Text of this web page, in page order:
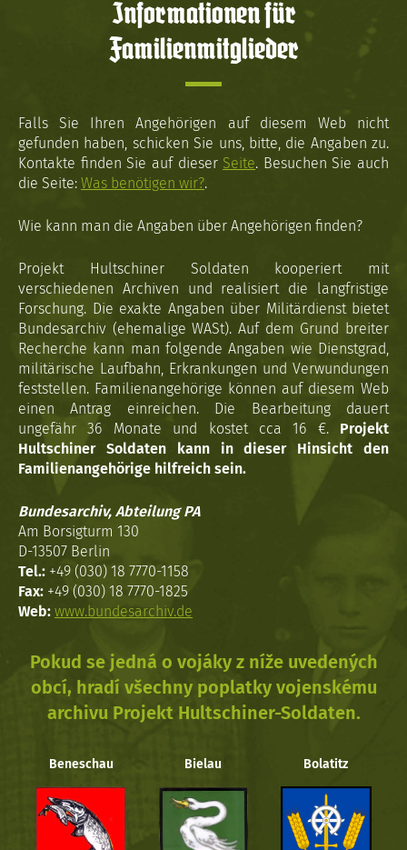
Informationen für
Familienmitglieder
Falls Sie Ihren Angehörigen auf diesem Web nicht
gefunden haben, schicken Sie uns, bitte, die Angaben zu.
Kontakte finden Sie auf dieser Seite. Besuchen Sie auch
die Seite: Was benötigen wir?.
Wie kann man die Angaben über Angehörigen finden?
Projekt Hultschiner Soldaten kooperiert mit
verschiedenen Archiven und realisiert die langfristige
Forschung. Die exakte Angaben über Militärdienst bietet
Bundesarchiv (ehemalige WASt). Auf dem Grund breiter
Recherche kann man folgende Angaben wie Dienstgrad,
militärische Laufbahn, Erkrankungen und Verwundungen
feststellen. Familienangehörige können auf diesem Web
einen Antrag einreichen. Die Bearbeitung dauert
ungefähr 36 Monate und kostet cca 16 €. Projekt
Hultschiner Soldaten kann in dieser Hinsicht den
Familienangehörige hilfreich sein.
Bundesarchiv, Abteilung PA
Am Borsigturm 130
D-13507 Berlin
Tel.: +49 (030) 18 7770-1158
Fax: +49 (030) 18 7770-1825
Web: www.bundesarchiv.de
Pokud se jedná o vojáky z níže uvedených
obcí, hradí všechny poplatky vojenskému
archivu Projekt Hultschiner-Soldaten.
Beneschau Bielau Bolatitz